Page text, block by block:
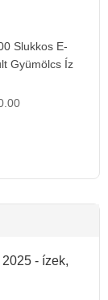
Slukkos E-
Gyümölcs Íz
- ízek,